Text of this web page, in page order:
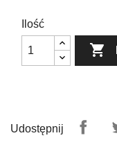
Ilość

Udostępnij